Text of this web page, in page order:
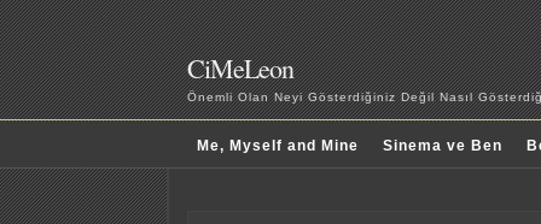
CiMeLeon
Önemli Olan Neyi Gösterdiğiniz Değil Nasıl
Me, Myself and Mine Sinema ve Ben